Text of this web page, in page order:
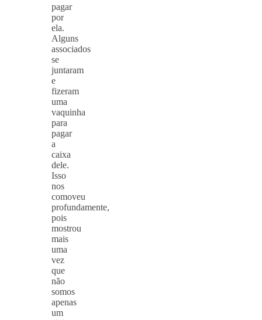
pagar
por
ela.
Alguns
associados
se
juntaram
e
fizeram
uma
vaquinha
para
pagar
a
caixa
dele.
Isso
nos
comoveu
profundamente,
pois
mostrou
mais
uma
vez
que
não
somos
apenas
um